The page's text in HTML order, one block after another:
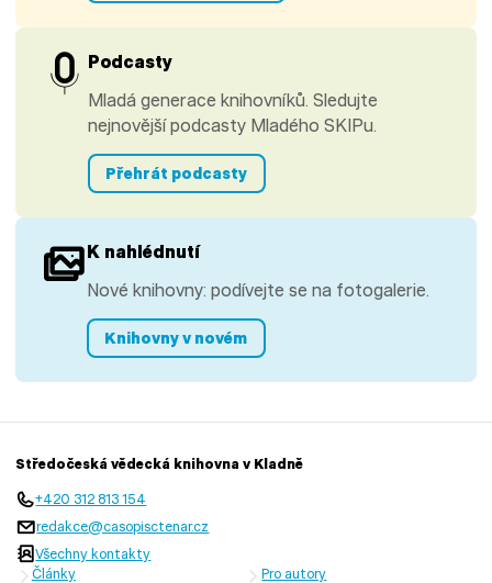
Podcasty
Mladá generace knihovníků. Sledujte
nejnovější podcasty Mladého SKIPu.
Přehrát podcasty
K nahlédnutí
Nové knihovny: podívejte se na fotogalerie.
Knihovny v novém
Středočeská vědecká knihovna v Kladně
+420 312 813 154
redakce@casopisctenar.cz
Všechny kontakty
Články
Pro autory